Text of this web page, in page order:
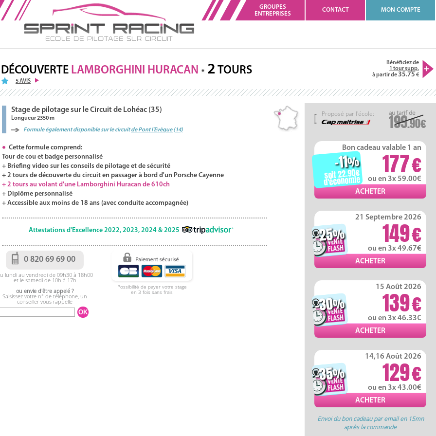
Ecole de Pilotage sur Circuit
GROUPES
ENTREPRISES
CONTACT MON COMPTE
Bénéficiez de
1 tour supp.
à partir de35.75
DÉCOUVERTE LAMBORGHINI HURACAN 2 TOURS
5 AVIS
199.90
Proposé par l'école:
Bon cadeau valable 1 an
177
ou en 3x 59.00
-11%
soit 22.90
d'économie
21 Septembre 2026
149
ou en 3x 49.67
-25%
15 Août 2026
139
ou en 3x 46.33
-30%
14,16 Août 2026
129
ou en 3x 43.00
-35%
Envoi du bon cadeau par email en 15mn
après la commande
Stage de pilotage sur le Circuit de Lohéac (35)
Longueur 2350 m
Formule également disponible sur le circuitde Pont l'Evèque (14)
Cette formule comprend:
Tour de cou et badge personnalisé
+ Briefing video sur les conseils de pilotage et de sécurité
+ 2 tours de découverte du circuit en passager à bord d'un Porsche Cayenne
+ 2 tours au volant d'une Lamborghini Huracan de 610ch
+ Diplôme personnalisé
+ Accessible aux moins de 18 ans (avec conduite accompagnée)
Attestations d'Excellence 2022, 2023, 2024 & 2025
0 820 69 69 00
lundi au vendredi de 09h30 à 18h00
et le samedi de 10h à 17h
ou envie d'être appelé ?
Saisissez votre n° de téléphone, un
conseiller vous rappelle
Possibilité de payer votre stage
en 3 fois sans frais